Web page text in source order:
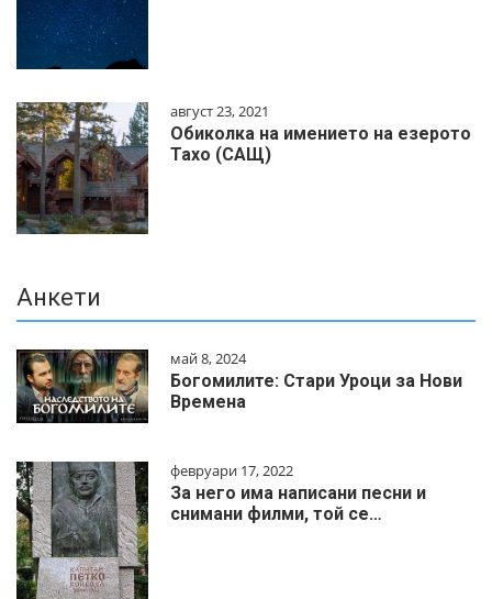
август 23, 2021
Обиколка на имението на езерото
Тахо (САЩ)
Анкети
май 8, 2024
Богомилите: Стари Уроци за Нови
Времена
февруари 17, 2022
За него има написани песни и
снимани филми, той се…